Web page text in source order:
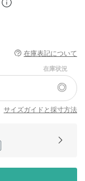
在庫表記について
在庫状況
◎
サイズガイドと採寸方法